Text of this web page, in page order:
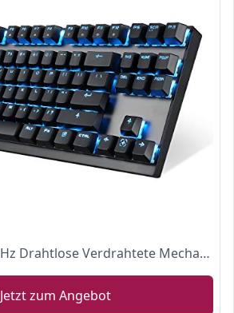
Motospeed 2,4 GHz Drahtlose Verdrahtete Mechanische Tastatur mit 87 Tasten LED- Hintergrundbeleuchtung und Blauen Schaltern Typ C Gaming Tastatur
Jetzt zum Angebot